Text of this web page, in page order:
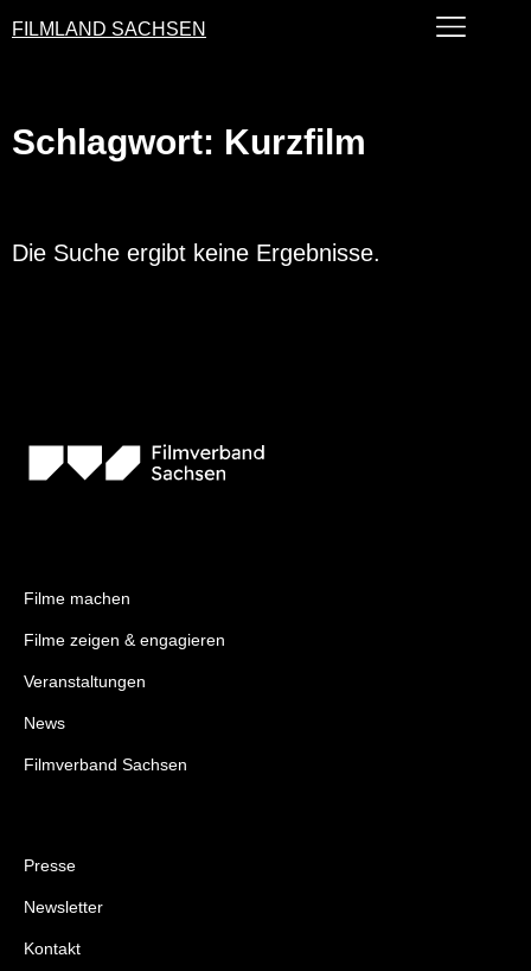
FILMLAND SACHSEN
Schlagwort: Kurzfilm
Die Suche ergibt keine Ergebnisse.
Filme machen
Filme zeigen & engagieren
Veranstaltungen
News
Filmverband Sachsen
Presse
Newsletter
Kontakt